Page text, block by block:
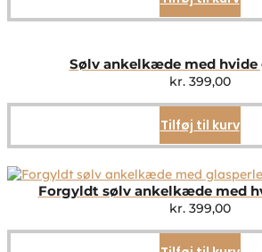
Sølv ankelkæde med hvide
kr.399,00
Tilføj til kurv
Forgyldt sølv ankelkæde med
kr.399,00